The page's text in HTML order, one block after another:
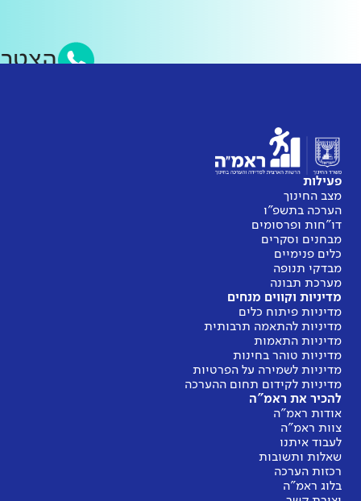
פעילות
מצב החינוך
הערכה בתשפ"ו
דו"חות ופרסומים
מבחנים וסקרים
כלים פנימיים
מבדקי תנופה
מערכת תבונה
מדיניות וקווים מנחים
מדיניות פיתוח כלים
מדיניות להתאמה תרבותית
מדיניות התאמות
מדיניות טוהר בחינות
מדיניות לשמירה על הפרטיות
מדיניות לקידום תחום ההערכה
להכיר את ראמ"ה
אודות ראמ"ה
צוות ראמ"ה
לעבוד איתנו
שאלות ותשובות
רכזות הערכה
בלוג ראמ"ה